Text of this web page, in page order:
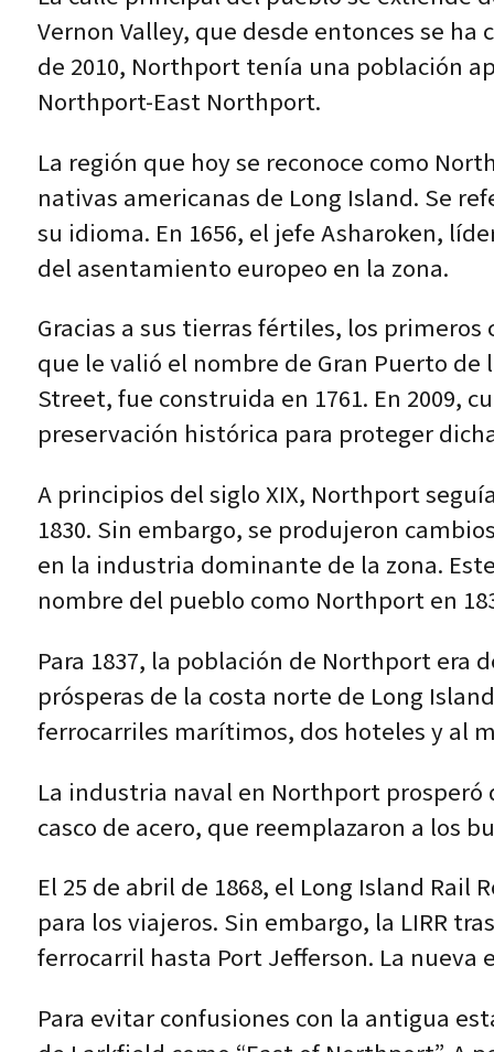
Vernon Valley, que desde entonces se
de 2010, Northport tenía una población
Northport-East Northport.
La región que hoy se reconoce como
nativas americanas de Long Island. Se
su idioma. En 1656, el jefe Asharoken,
del asentamiento europeo en la zona.
Gracias a sus tierras fértiles, los
que le valió el nombre de Gran Puerto de
Street, fue construida en 1761. En 2009,
preservación histórica para proteger
A principios del siglo XIX, Northport
1830. Sin embargo, se produjeron
en la industria dominante de la zona.
nombre del pueblo como Northport en
Para 1837, la población de Northport era
prósperas de la costa norte de Long
ferrocarriles marítimos, dos hoteles y al
La industria naval en Northport
casco de acero, que reemplazaron a los
El 25 de abril de 1868, el Long Island
para los viajeros. Sin embargo, la LIRR
ferrocarril hasta Port Jefferson. La nueva
Para evitar confusiones con la antigua